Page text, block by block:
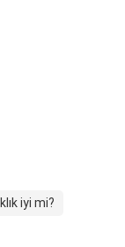
iyi mi?